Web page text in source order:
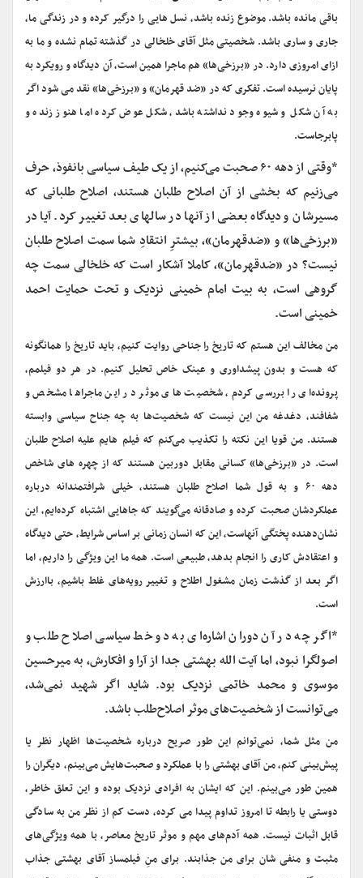
باقی مانده باشد. موضوع زنده باشد، نسل هایی را درگیر کرده و در زندگی ما،
جاری و ساری باشد. شخصیتی مثل آقای خلخالی در گذشته تمام نشده و ما به
ازای امروزی دارد. در «برزخی‌ها» هم ماجرا همین است، آن دیدگاه و رویکرد به
پایان نرسیده است. تفکری که در «ضد قهرمان» و «برزخی‌ها» نقد می شود اگر
به آن شکل و شیوه وجود نداشته باشد، شکل عوض کرده اما هنوز زنده و
پابرجاست.
*وقتی از دهه ۶۰ صحبت می‌کنیم، از یک طیف سیاسی بانفوذ، حرف
می‌زنیم که بخشی از آن اصلاح طلبان هستند، اصلاح طلبانی که
مسیرشان و دیدگاه بعضی از آنها در سالهای بعد تغییر کرد. آیا در
«برزخی‌ها» و «ضدقهرمان»، بیشترِ انتقادِ شما سمت اصلاح طلبان
نیست؟ در «ضدقهرمان»، کاملا آشکار است که خلخالی سمت چه
گروهی است، به بیت امام خمینی نزدیک و تحت حمایت احمد
خمینی است.
من مخالف این هستم که تاریخ را جناحی روایت کنیم، باید تاریخ را همانگونه
که هست و بدون پیشداوری و عینک خاص تحلیل کنیم. در هر دو فیلمم،
پرونده‌ای را بررسی کردم، شخصیت های موثر در این ماجراها مشخص و
شفافند، دغدغه من این نیست که شخصیت‌ها به چه جناح سیاسی وابسته
هستند. من قویا این نکته را تکذیب می‌کنم که فیلم هایم علیه اصلاح طلبان
است. در «برزخی‌ها» کسانی مقابل دوربین هستند که از چهره های شاخص
دهه ۶۰ و به قول شما اصلاح طلبان هستند، خیلی شرافتمندانه درباره
عملکردشان صحبت کرده و صادقانه می‌گویند که جاهایی اشتباه کرده‌ایم، این
نشان‌دهنده پختگی آنهاست، این که انسان زمانی بر اساس شرایط، حتی دیدگاه
و اعتقادش کاری را انجام بدهد، طبیعی است. همه ما این ویژگی را داریم، اما
اگر بعد از گذشت زمان مشغول اطلاح و تغییر رویه‌های غلط باشیم، باارزش
است.
*اگر چه در آن دوران اشاره‌ای به دو خط سیاسی اصلاح طلب و
اصولگرا نبود، اما آیت الله بهشتی جدا از آرا و افکارش، به میرحسین
موسوی و محمد خاتمی نزدیک بود. شاید اگر شهید نمی‌شد،
می‌توانست از شخصیت‌های موثر اصلاح‌طلب باشد.
من مثل شما، نمی‌توانم این طور صریح درباره شخصیت‌ها اظهار نظر یا
پیش‌بینی کنم، من آقای بهشتی را با عملکرد و صحبت‌هایش می‌بینم، دیگران را
همین طور می‌بینم. این که ایشان به افرادی نزدیک بوده و این تعلق خاطر،
دوستی یا رابطه تا امروز تداوم پیدا می کرده، دست کم از نظر من به سادگی
قابل اثبات نیست. همه آدم‌های مهم و موثر تاریخ معاصر، با همه ویژگی‌های
مثبت و منفی شان برای من جذابند. برای منِ فیلمساز آقای بهشتی جذاب